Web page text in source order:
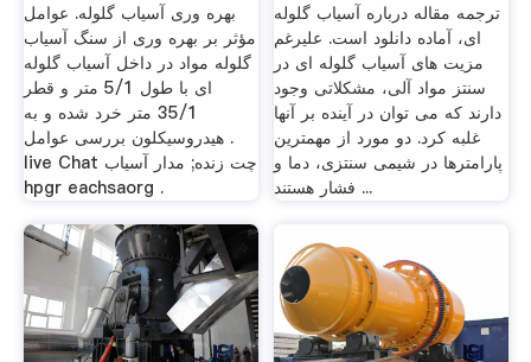
بهره وری آسیاب گلوله. عوامل
مؤثر بر بهره وری از سنگ آسیاب
گلوله مواد در داخل آسیاب گلوله
ای با طول 5/1 متر و قطر
35/1 متر خرد شده و به
هیدروسیکلون بررسی عوامل .
live Chat چت زنده; مدار آسیاب
hpgr eachsaorg .
ترجمه مقاله درباره آسیاب گلوله
ای، آماده دانلود است. علیرغم
مزیت های آسیاب گلوله ای در
سنتز مواد آلی، مشکلاتی وجود
دارند که می توان در آینده بر آنها
غلبه کرد. دو مورد از مهمترین
پارامترها در شیمی سنتزی، دما و
فشار هستند ...